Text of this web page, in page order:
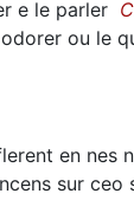
e le parler
odorer ou le
en nes
sur ceo